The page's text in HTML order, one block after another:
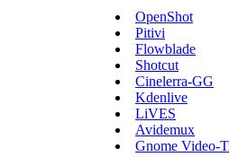
OpenShot
Pitivi
Flowblade
Shotcut
Cinelerra-GG
Kdenlive
LiVES
Avidemux
Gnome Video-